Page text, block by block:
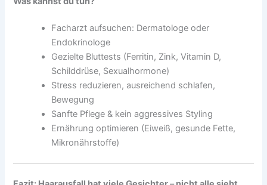
Facharzt aufsuchen: Dermatologe oder
Endokrinologe
Gezielte Bluttests (Ferritin, Zink, Vitamin D,
Schilddrüse, Sexualhormone)
Stress reduzieren, ausreichend schlafen,
Bewegung
Sanfte Pflege & kein aggressives Styling
Ernährung optimieren (Eiweiß, gesunde Fette,
Mikronährstoffe)